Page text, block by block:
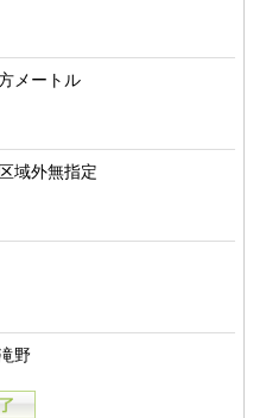
メートル
域外無指定
野